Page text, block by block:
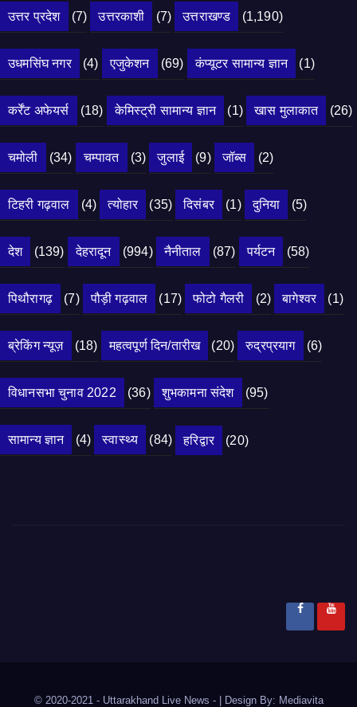
उत्तर प्रदेश (7) उत्तरकाशी (7) उत्तराखण्ड (1,190)
उधमसिंघ नगर (4) एजुकेशन (69) कंप्यूटर सामान्य ज्ञान (1)
कर्रेंट अफेयर्स (18) केमिस्ट्री सामान्य ज्ञान (1) खास मुलाकात (26)
चमोली (34) चम्पावत (3) जुलाई (9) जॉब्स (2)
टिहरी गढ़वाल (4) त्योहार (35) दिसंबर (1) दुनिया (5)
देश (139) देहरादून (994) नैनीताल (87) पर्यटन (58)
पिथौरागढ़ (7) पौड़ी गढ़वाल (17) फोटो गैलरी (2) बागेश्वर (1)
ब्रेकिंग न्यूज़ (18) महत्वपूर्ण दिन/तारीख (20) रुद्रप्रयाग (6)
विधानसभा चुनाव 2022 (36) शुभकामना संदेश (95)
सामान्य ज्ञान (4) स्वास्थ्य (84) हरिद्वार (20)
© 2020-2021 - Uttarakhand Live News - Design By: Mediavita